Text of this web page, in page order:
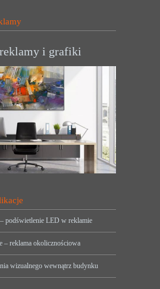
i grafiki
podświetlenie LED w reklamie
– reklama okolicznościowa
wizualnego wewnątrz budynku